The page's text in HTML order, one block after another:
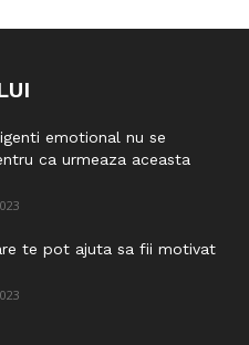
emotional nu se
ca urmeaza aceasta
te pot ajuta sa fii motivat